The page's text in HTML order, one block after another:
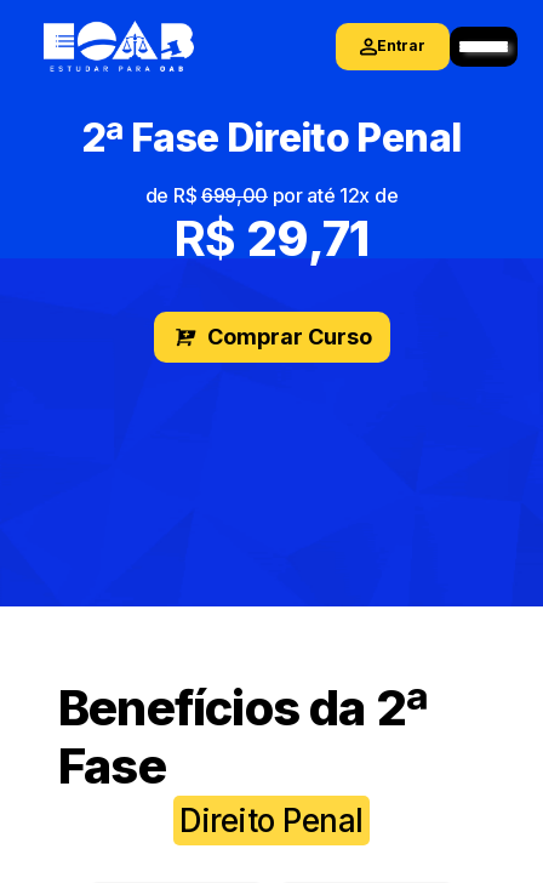
Entrar
2ª Fase Direito Penal
de R$699,00por até 12x de
R$ 29,71
Comprar Curso
Benefícios da 2ª
Fase
Direito Penal